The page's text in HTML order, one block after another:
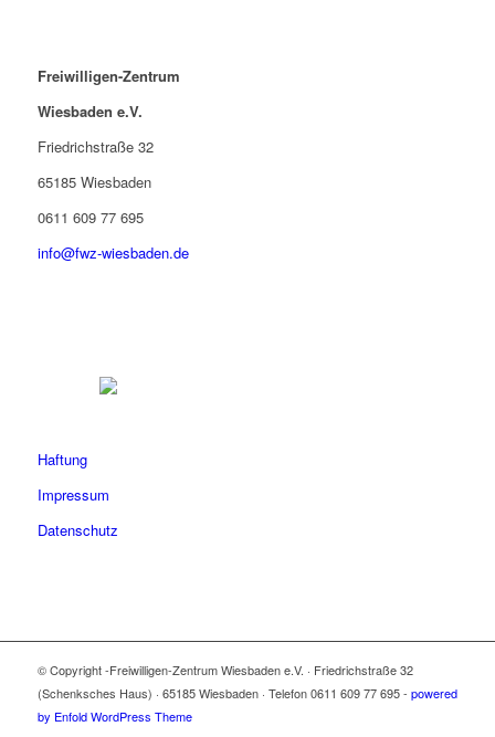
Freiwilligen-Zentrum
Wiesbaden e.V.
Friedrichstraße 32
65185 Wiesbaden
0611 609 77 695
info@fwz-wiesbaden.de
Haftung
Impressum
Datenschutz
© Copyright -Freiwilligen-Zentrum Wiesbaden e.V. · Friedrichstraße 32
(Schenksches Haus) · 65185 Wiesbaden · Telefon 0611 609 77 695 - powered
by Enfold WordPress Theme